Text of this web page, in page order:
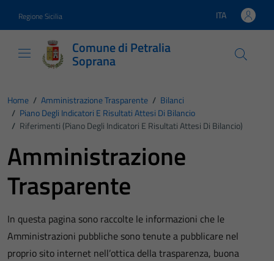
Regione Sicilia Lingua attiva:
ITA
Comune di Petralia
Soprana
Home / Amministrazione Trasparente / Bilanci
/ Piano Degli Indicatori E Risultati Attesi Di Bilancio
/ Riferimenti (Piano Degli Indicatori E Risultati Attesi Di Bilancio)
Amministrazione
Trasparente
In questa pagina sono raccolte le informazioni che le
Amministrazioni pubbliche sono tenute a pubblicare nel
proprio sito internet nell’ottica della trasparenza, buona